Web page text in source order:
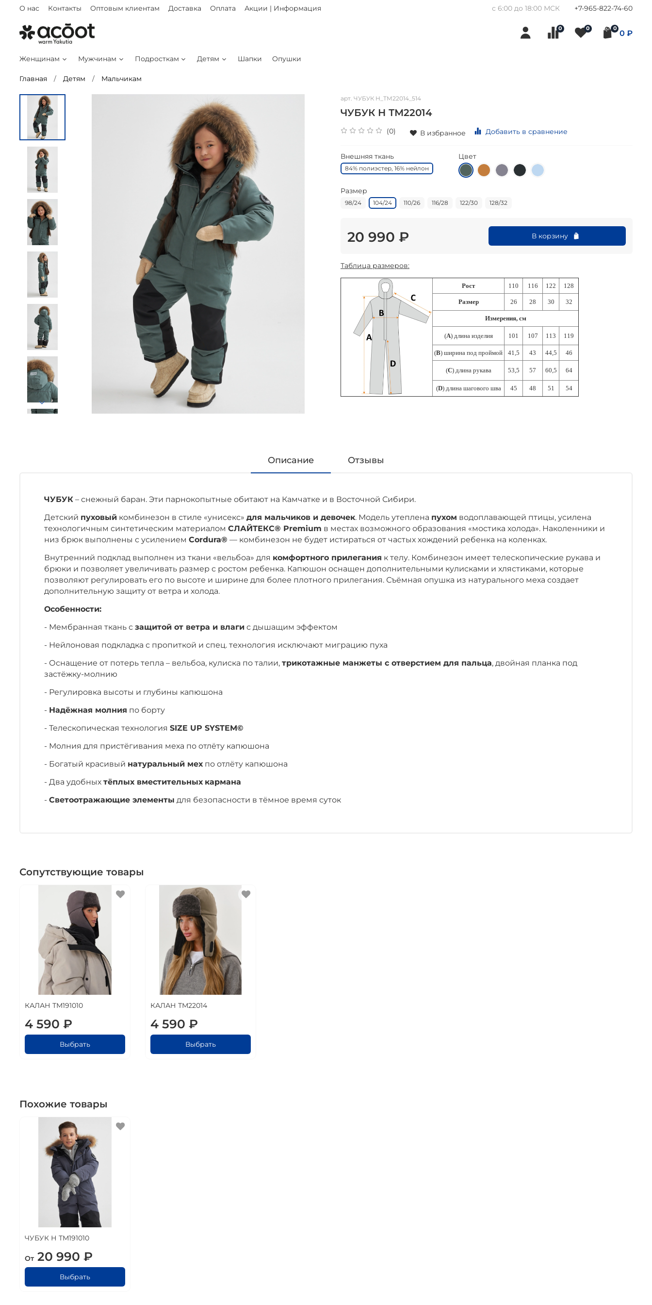
О нас Контакты Оптовым клиентам Доставка Оплата Акции | Информация с 6:00 до 18:00 МСК +7-965-822-74-60
0 0 0 0 ₽
Женщинам Мужчинам Подросткам Детям Шапки Опушки
Главная Детям Мальчикам
арт. ЧУБУК Н_ТМ22014_514
ЧУБУК Н ТМ22014
(0) В избранное Добавить в сравнение
Внешняя ткань
84% полиэстер, 16% нейлон
Цвет
Размер
98/24 104/24 110/26 116/28 122/30 128/32
20 990 ₽ В корзину
Таблица размеров:
Рост 110 116 122 128
Размер 26 28 30 32
Измерения, см
(А) длина изделия 101 107 113 119
(В) ширина под проймой 41,5 43 44,5 46
(С) длина рукава 53,5 57 60,5 64
(D) длина шагового шва 45 48 51 54
Описание Отзывы
ЧУБУК – снежный баран. Эти парнокопытные обитают на Камчатке и в Восточной Сибири.
Детский пуховый комбинезон в стиле «унисекс» для мальчиков и девочек. Модель утеплена пухом водоплавающей птицы, усилена
технологичным синтетическим материалом СЛАЙТЕКС® Premium в местах возможного образования «мостика холода». Наколенники и
низ брюк выполнены с усилением Cordura® — комбинезон не будет истираться от частых хождений ребенка на коленках.
Внутренний подклад выполнен из ткани «вельбоа» для комфортного прилегания к телу. Комбинезон имеет телескопические рукава и
брюки и позволяет увеличивать размер с ростом ребенка. Капюшон оснащен дополнительными кулисками и хлястиками, которые
позволяют регулировать его по высоте и ширине для более плотного прилегания. Съёмная опушка из натурального меха создает
дополнительную защиту от ветра и холода.
Особенности:
- Мембранная ткань с защитой от ветра и влаги с дышащим эффектом
- Нейлоновая подкладка с пропиткой и спец. технология исключают миграцию пуха
- Оснащение от потерь тепла – вельбоа, кулиска по талии, трикотажные манжеты с отверстием для пальца, двойная планка под
застёжку-молнию
- Регулировка высоты и глубины капюшона
- Надёжная молния по борту
- Телескопическая технология SIZE UP SYSTEM©
- Молния для пристёгивания меха по отлёту капюшона
- Богатый красивый натуральный мехпо отлёту капюшона
- Два удобных тёплых вместительных кармана
- Светоотражающие элементы для безопасности в тёмное время суток
Сопутствующие товары
КАЛАН ТМ191010
4 590 ₽
Выбрать
КАЛАН ТМ22014
4 590 ₽
Выбрать
Похожие товары
ЧУБУК Н ТМ191010
От 20 990 ₽
Выбрать